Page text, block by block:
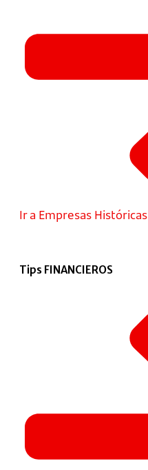
Ir a Empresas Históricas
Tips FINANCIEROS